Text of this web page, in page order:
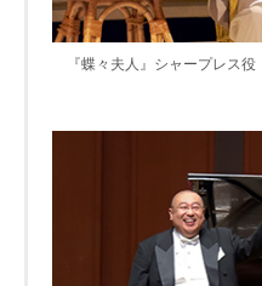
『蝶々夫人』シャープレス役